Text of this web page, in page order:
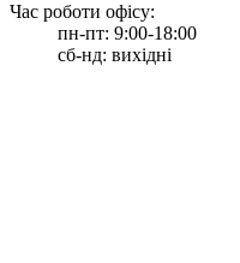
Час роботи офісу:
пн-пт: 9:00-18:00
сб-нд: вихідні